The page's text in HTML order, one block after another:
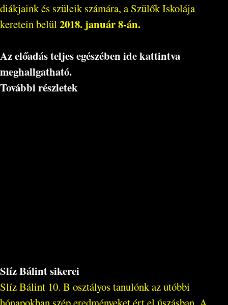
diákjaink és szüleik számára, a Szülők Iskolája
keretein belül2018. január 8-án.
Az előadás teljes egészében ide kattintva
meghallgatható.
További részletek
Slíz Bálint sikerei
Slíz Bálint 10. B osztályos tanulónk az utóbbi